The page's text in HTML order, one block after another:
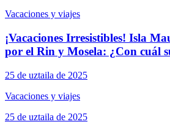
Vacaciones y viajes
¡Vacaciones Irresistibles! Isla
por el Rin y Mosela: ¿Con cuál
25 de uztaila de 2025
Vacaciones y viajes
25 de uztaila de 2025